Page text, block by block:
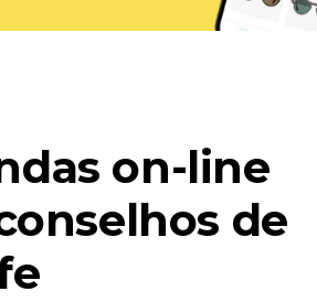
on-line
de